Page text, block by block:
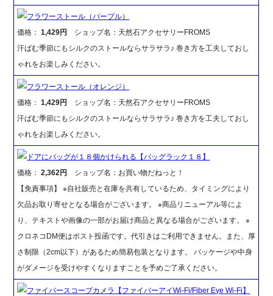
フラワーストール（パープル）
価格：1,429円
ショップ名：天然石アクセサリーFROMS
汗ばむ季節にもシルクのストールならサラサラ♪ 巻き方を工夫しておし
ゃれをお楽しみください。
フラワーストール（オレンジ）
価格：1,429円
ショップ名：天然石アクセサリーFROMS
汗ばむ季節にもシルクのストールならサラサラ♪ 巻き方を工夫しておし
ゃれをお楽しみください。
ドアにバッグが１８個かけられる【バッグラック１８】
価格：2,362円
ショップ名：お買い物だねっと！
【免責事項】 ※自社販売と在庫を共有しているため、タイミングにより
欠品お取り寄せとなる場合がございます。 ※商品リニューアル等によ
り、テキストや画像の一部がお届け商品と異なる場合がございます。 ※
クロネコDM便はポスト投函です。代引きはご利用できません。また、厚
さ制限（2cm以下）があるため簡易包装となります。 パッケージや中身
がダメージを受けやすくなりますことを予めご了承ください。
ファイバースコープカメラ【ファイバーアイWi-Fi/Fiber Eye Wi-Fi】